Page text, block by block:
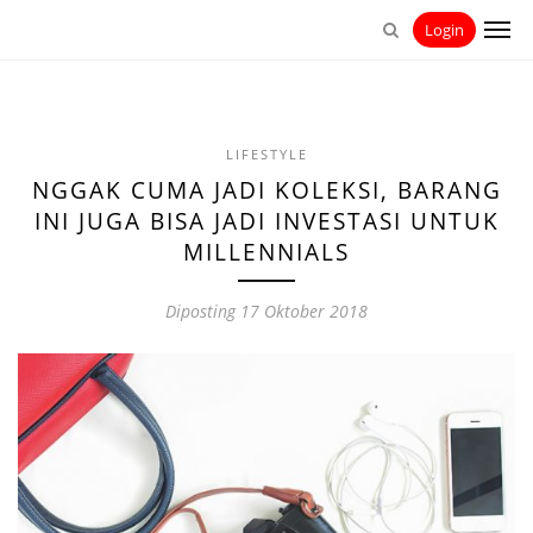
Login
LIFESTYLE
NGGAK CUMA JADI KOLEKSI, BARANG
INI JUGA BISA JADI INVESTASI UNTUK
MILLENNIALS
Diposting 17 Oktober 2018